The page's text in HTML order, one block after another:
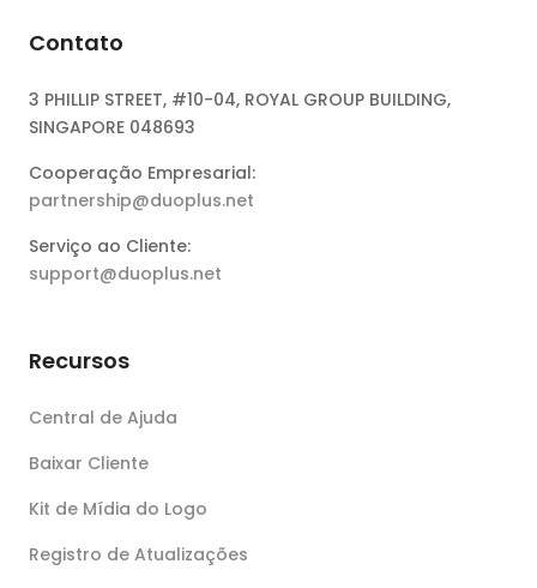
Contato
3 PHILLIP STREET, #10-04, ROYAL GROUP BUILDING,
SINGAPORE 048693
Cooperação Empresarial:
partnership@duoplus.net
Serviço ao Cliente:
support@duoplus.net
Recursos
Central de Ajuda
Baixar Cliente
Kit de Mídia do Logo
Registro de Atualizações